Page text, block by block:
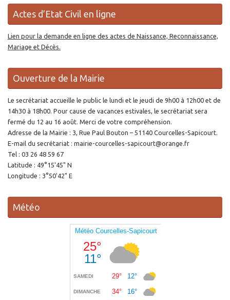
Actes d’Etat Civil en ligne
Lien pour la demande en ligne des actes de Naissance, Reconnaissance,
Mariage et Décès.
Ouverture de la Mairie
Le secrétariat accueille le public le lundi et le jeudi de 9h00 à 12h00 et de
14h30 à 18h00. Pour cause de vacances estivales, le secrétariat sera
fermé du 12 au 16 août. Merci de votre compréhension.
Adresse de la Mairie : 3, Rue Paul Bouton – 51140 Courcelles-Sapicourt.
E-mail du secrétariat : mairie-courcelles-sapicourt@orange.fr
Tel : 03 26 48 59 67
Latitude : 49°15'45" N
Longitude : 3°50'42" E
Météo